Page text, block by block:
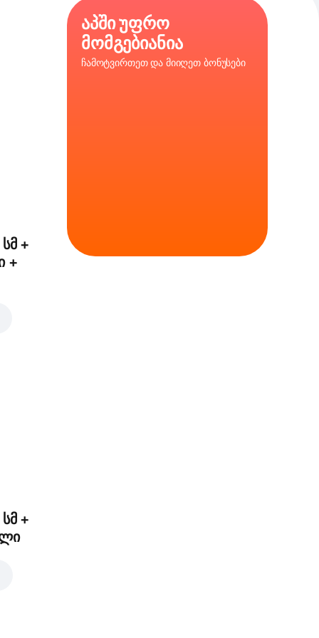
აპში უფრო
მომგებიანია
ჩამოტვირთეთ და მიიღეთ ბონუსები
+
+
+